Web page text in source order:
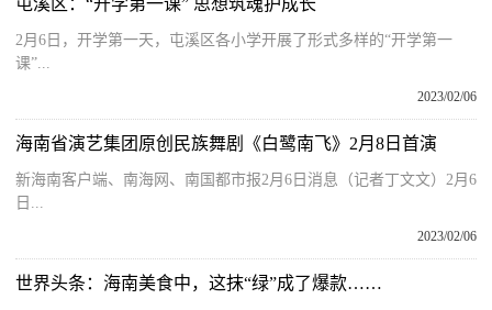
屯溪区：“开学第一课” 思想筑魂护成长
2月6日，开学第一天，屯溪区各小学开展了形式多样的“开学第一
课”...
2023/02/06
海南省演艺集团原创民族舞剧《白鹭南飞》2月8日首演
新海南客户端、南海网、南国都市报2月6日消息（记者丁文文）2月6
日...
2023/02/06
世界头条：海南美食中，这抹“绿”成了爆款……